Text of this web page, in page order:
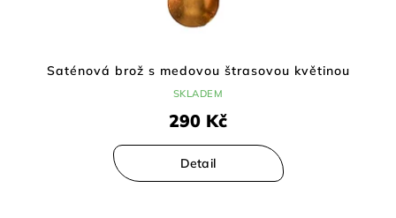
Saténová brož s medovou štrasovou květinou
290 Kč
Detail
SKLADEM